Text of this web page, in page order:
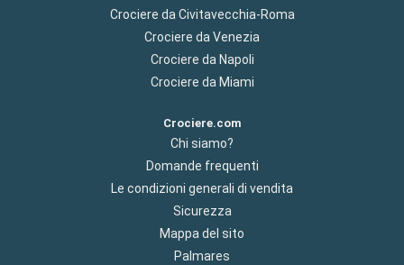
Crociere da Civitavecchia-Roma
Crociere da Venezia
Crociere da Napoli
Crociere da Miami
Crociere.com
Chi siamo?
Domande frequenti
Le condizioni generali di vendita
Sicurezza
Mappa del sito
Palmares